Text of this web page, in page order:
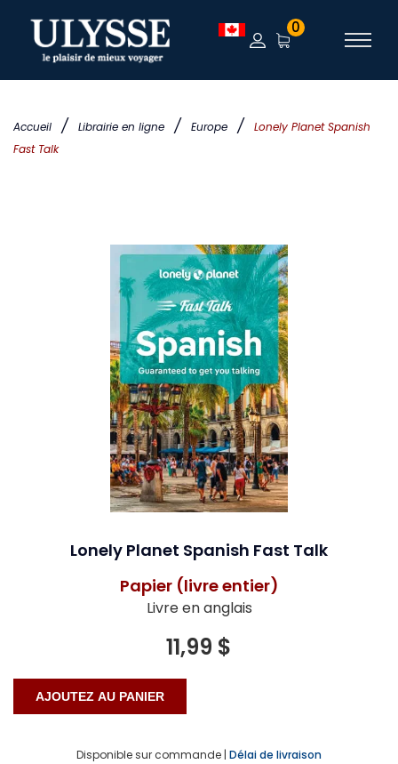
Accueil / Librairie en ligne / Europe /
Lonely Planet Spanish
Fast Talk
0
Lonely Planet Spanish Fast Talk
Papier (livre entier)
Livre en anglais
11,99 $
Disponible sur commande | Délai de livraison